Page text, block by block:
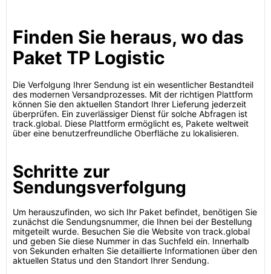
Finden Sie heraus, wo das
Paket TP Logistic
Die Verfolgung Ihrer Sendung ist ein wesentlicher Bestandteil
des modernen Versandprozesses. Mit der richtigen Plattform
können Sie den aktuellen Standort Ihrer Lieferung jederzeit
überprüfen. Ein zuverlässiger Dienst für solche Abfragen ist
track.global. Diese Plattform ermöglicht es, Pakete weltweit
über eine benutzerfreundliche Oberfläche zu lokalisieren.
Schritte zur
Sendungsverfolgung
Um herauszufinden, wo sich Ihr Paket befindet, benötigen Sie
zunächst die Sendungsnummer, die Ihnen bei der Bestellung
mitgeteilt wurde. Besuchen Sie die Website von track.global
und geben Sie diese Nummer in das Suchfeld ein. Innerhalb
von Sekunden erhalten Sie detaillierte Informationen über den
aktuellen Status und den Standort Ihrer Sendung.